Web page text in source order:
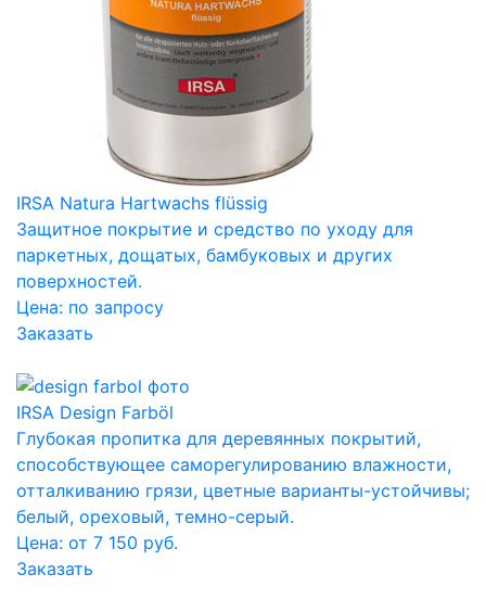
IRSA Natura Hartwachs flüssig
Защитное покрытие и средство по уходу для
паркетных, дощатых, бамбуковых и других
поверхностей.
Цена: по запросу
Заказать
IRSA Design Farböl
Глубокая пропитка для деревянных покрытий,
способствующее саморегулированию влажности,
отталкиванию грязи, цветные варианты-устойчивы;
белый, ореховый, темно-серый.
Цена: от 7 150 руб.
Заказать